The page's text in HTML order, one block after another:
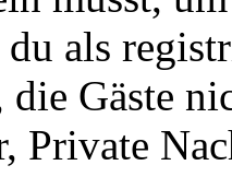
als
Gäste
Private